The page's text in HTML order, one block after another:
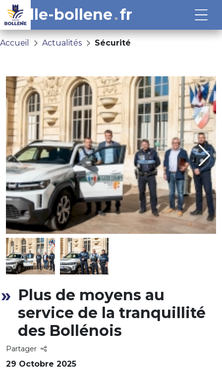
ville-bollene fr
Accueil Actualités Sécurité
Plus de moyens au
service de la tranquillité
des Bollénois
Partager
29 Octobre 2025